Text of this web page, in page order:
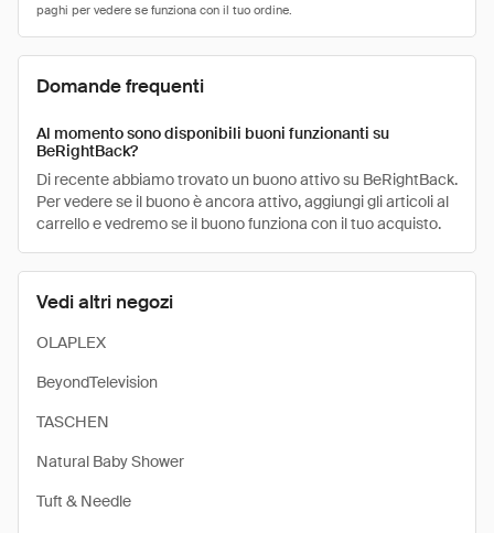
Vedi altri negozi
OLAPLEX
BeyondTelevision
TASCHEN
Natural Baby Shower
Tuft & Needle
Domande frequenti
Al momento sono disponibili buoni funzionanti su
BeRightBack?
Di recente abbiamo trovato un buono attivo su BeRightBack.
Per vedere se il buono è ancora attivo, aggiungi gli articoli al
carrello e vedremo se il buono funziona con il tuo acquisto.